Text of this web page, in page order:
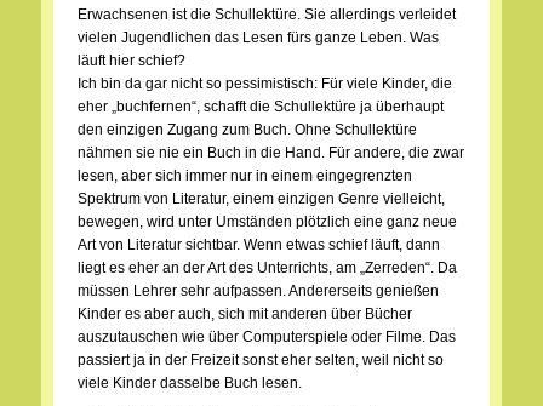
Erwachsenen ist die Schullektüre. Sie allerdings verleidet
vielen Jugendlichen das Lesen fürs ganze Leben. Was
läuft hier schief?
Ich bin da gar nicht so pessimistisch: Für viele Kinder, die
eher „buchfernen“, schafft die Schullektüre ja überhaupt
den einzigen Zugang zum Buch. Ohne Schullektüre
nähmen sie nie ein Buch in die Hand. Für andere, die zwar
lesen, aber sich immer nur in einem eingegrenzten
Spektrum von Literatur, einem einzigen Genre vielleicht,
bewegen, wird unter Umständen plötzlich eine ganz neue
Art von Literatur sichtbar. Wenn etwas schief läuft, dann
liegt es eher an der Art des Unterrichts, am „Zerreden“. Da
müssen Lehrer sehr aufpassen. Andererseits genießen
Kinder es aber auch, sich mit anderen über Bücher
auszutauschen wie über Computerspiele oder Filme. Das
passiert ja in der Freizeit sonst eher selten, weil nicht so
viele Kinder dasselbe Buch lesen.